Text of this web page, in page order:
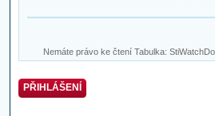
Nemáte právo ke čtení Tabulka:
PŘIHLÁŠENÍ